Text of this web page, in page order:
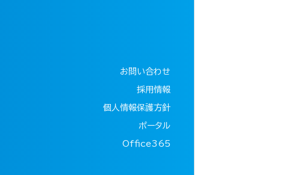
お問い合わせ
採用情報
個人情報保護方針
ポータル
Office365